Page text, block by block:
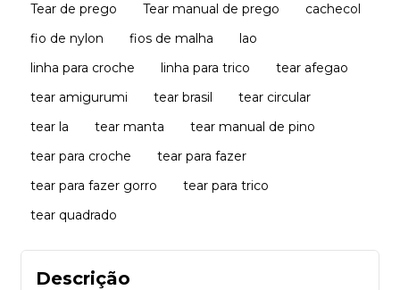
Tear de prego
Tear manual de prego
cachecol
fio de nylon
fios de malha
lao
linha para croche
linha para trico
tear afegao
tear amigurumi
tear brasil
tear circular
tear la
tear manta
tear manual de pino
tear para croche
tear para fazer
tear para fazer gorro
tear para trico
tear quadrado
Descrição